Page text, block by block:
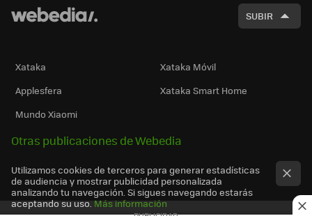
SUBIR
Xataka
Xataka Móvil
Applesfera
Xataka Smart Home
Mundo Xiaomi
Otras publicaciones de Webedia
Utilizamos cookies de terceros para generar estadísticas
de audiencia y mostrar publicidad personalizada
analizando tu navegación. Si sigues navegando estarás
aceptando su uso. Más información